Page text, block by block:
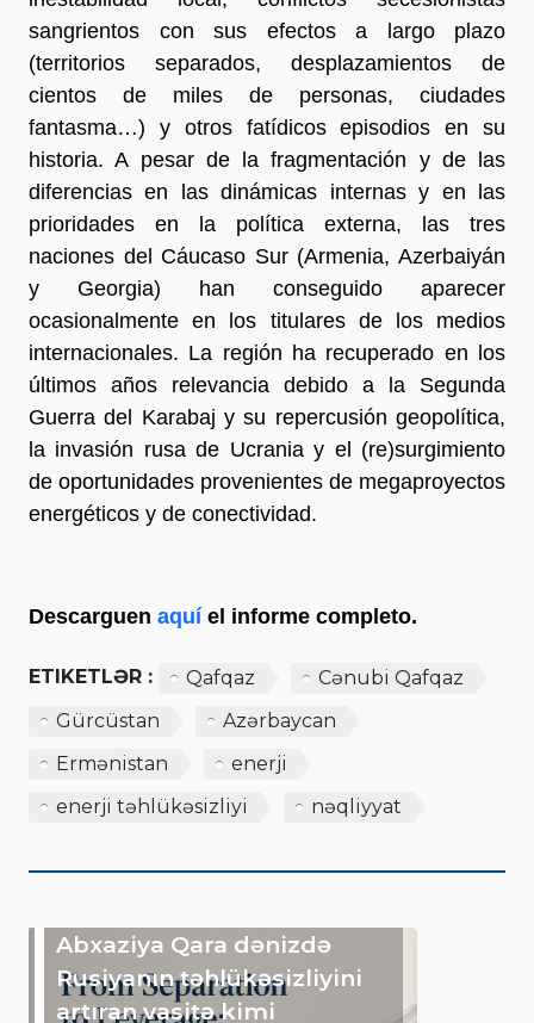
sangrientos con sus efectos a largo plazo
(territorios separados, desplazamientos de
cientos de miles de personas, ciudades
fantasma…) y otros fatídicos episodios en su
historia. A pesar de la fragmentación y de las
diferencias en las dinámicas internas y en las
prioridades en la política externa, las tres
naciones del Cáucaso Sur (Armenia, Azerbaiyán
y Georgia) han conseguido aparecer
ocasionalmente en los titulares de los medios
internacionales. La región ha recuperado en los
últimos años relevancia debido a la Segunda
Guerra del Karabaj y su repercusión geopolítica,
la invasión rusa de Ucrania y el (re)surgimiento
de oportunidades provenientes de megaproyectos
energéticos y de conectividad.
Descarguen aquíel informe completo.
ETIKETLƏR : Qafqaz
Cənubi Qafqaz
Gürcüstan
Azərbaycan
Ermənistan
enerji
enerji təhlükəsizliyi
nəqliyyat
Abxaziya Qara dənizdə
Rusiyanın təhlükəsizliyini
artıran vasitə kimi